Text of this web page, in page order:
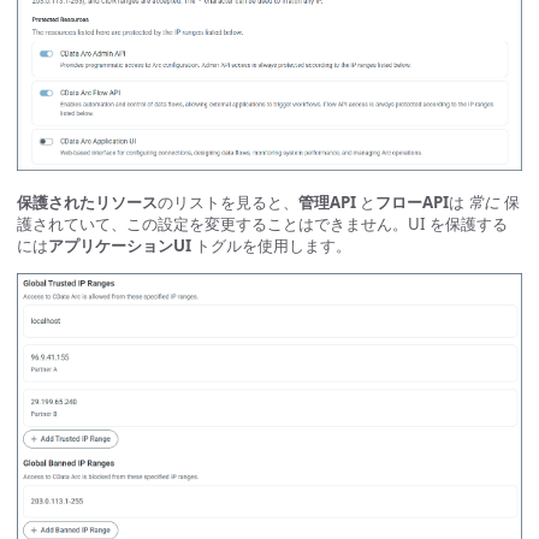
保護されたリソースのリストを見ると、 管理API と フローAPIは 常に保
護されていて、この設定を変更することはできません。UI を保護する
にはアプリケーションUI トグルを使用します。